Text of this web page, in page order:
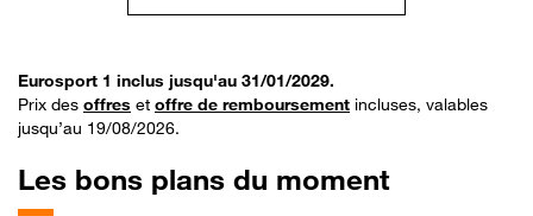
Eurosport 1 inclus jusqu'au 31/01/2029.
Prix des offres et offre de remboursement incluses, valables
jusqu’au 19/08/2026.
Les bons plans du moment